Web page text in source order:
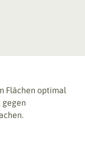
Flächen optimal
gegen